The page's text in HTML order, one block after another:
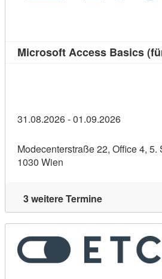
Microsoft Access Basics
31.08.2026 - 01.09.2026
Modecenterstraße 22, Office 4, 5.
1030 Wien
3 weitere Termine